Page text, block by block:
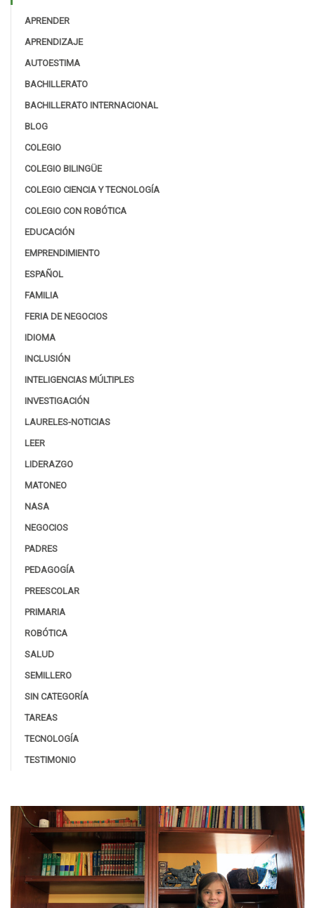
APRENDER
APRENDIZAJE
AUTOESTIMA
BACHILLERATO
BACHILLERATO INTERNACIONAL
BLOG
COLEGIO
COLEGIO BILINGÜE
COLEGIO CIENCIA Y TECNOLOGÍA
COLEGIO CON ROBÓTICA
EDUCACIÓN
EMPRENDIMIENTO
ESPAÑOL
FAMILIA
FERIA DE NEGOCIOS
IDIOMA
INCLUSIÓN
INTELIGENCIAS MÚLTIPLES
INVESTIGACIÓN
LAURELES-NOTICIAS
LEER
LIDERAZGO
MATONEO
NASA
NEGOCIOS
PADRES
PEDAGOGÍA
PREESCOLAR
PRIMARIA
ROBÓTICA
SALUD
SEMILLERO
SIN CATEGORÍA
TAREAS
TECNOLOGÍA
TESTIMONIO